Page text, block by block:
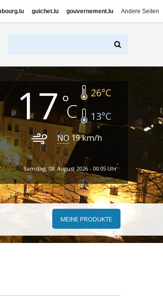
guichet.lu gouvernement.lu Andere Seiten
17 26°C
13°C
NO 19km/h
Samstag, 08. August 2026 - 00:05 Uhr
MEINE PRODUKTE